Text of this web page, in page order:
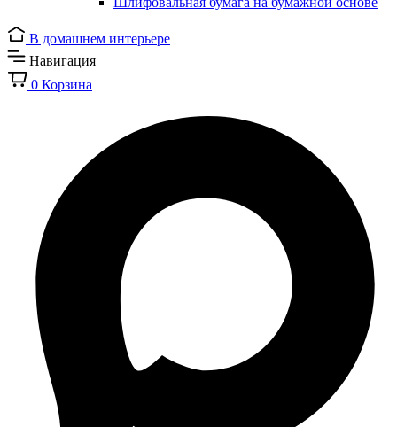
В домашнем интерьере
Навигация
0 Корзина